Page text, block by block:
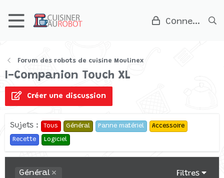
Connexion
Forum des robots de cuisine Moulinex
I-Companion Touch XL
Créer une discussion
Sujets : Tous Général Panne matériel Accessoire
Recette Logiciel
Général Filtres